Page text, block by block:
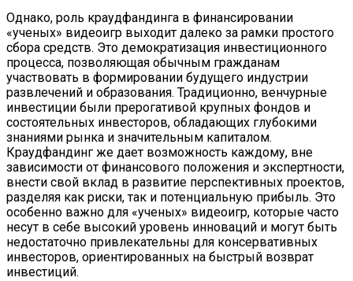
Однако, роль краудфандинга в финансировании
«ученых» видеоигр выходит далеко за рамки простого
сбора средств. Это демократизация инвестиционного
процесса, позволяющая обычным гражданам
участвовать в формировании будущего индустрии
развлечений и образования. Традиционно, венчурные
инвестиции были прерогативой крупных фондов и
состоятельных инвесторов, обладающих глубокими
знаниями рынка и значительным капиталом.
Краудфандинг же дает возможность каждому, вне
зависимости от финансового положения и экспертности,
внести свой вклад в развитие перспективных проектов,
разделяя как риски, так и потенциальную прибыль. Это
особенно важно для «ученых» видеоигр, которые часто
несут в себе высокий уровень инноваций и могут быть
недостаточно привлекательны для консервативных
инвесторов, ориентированных на быстрый возврат
инвестиций.